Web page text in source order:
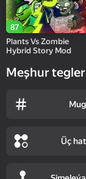
87
Plants Vs Zombie
Hybrid Story Mod
Meşhur tegler
Üç